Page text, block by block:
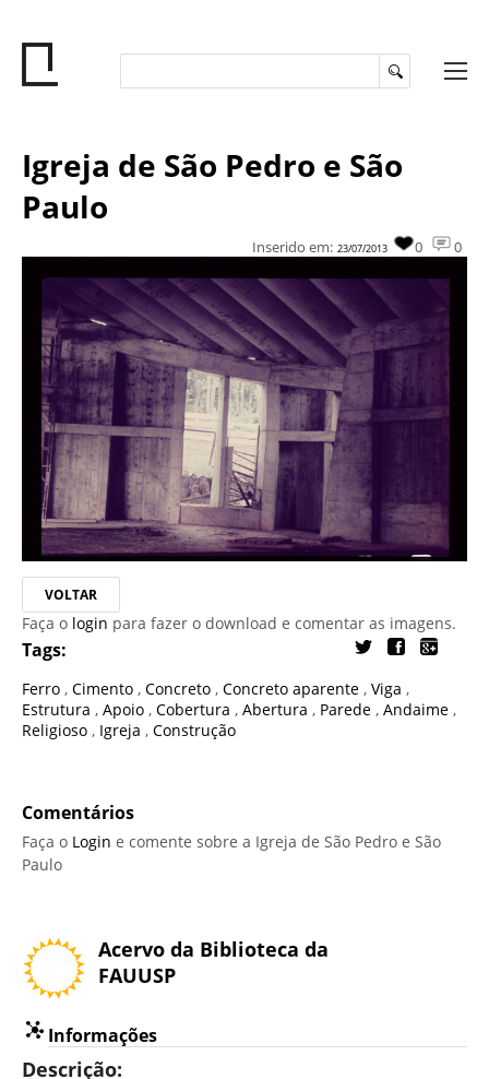
Igreja de São Pedro e São
Paulo
0
0
Inserido em: 23/07/2013
VOLTAR
Faça o login para fazer o download e comentar as imagens.
Tags:
Ferro , Cimento , Concreto , Concreto aparente , Viga ,
Estrutura , Apoio , Cobertura , Abertura , Parede , Andaime ,
Religioso , Igreja , Construção
Comentários
Faça o Login e comente sobre a Igreja de São Pedro e São
Paulo
Acervo da Biblioteca da
FAUUSP
Informações
Descrição: